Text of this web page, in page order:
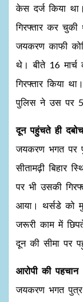
केस दर्ज किया
गिरफ्तार कर चुकी
जयकरण काफी
थे। बीते 16 मार्च
गिरफ्तार किया
पुलिस ने उस पर
दून पहुंचते ही
जयकरण भगत पर
सीतामढ़ी बिहार
पर भी उसकी
आया। थर्सडे को
जरूरी काम में
दून की सीमा पर
आरोपी की पहचान
जयकरण भगत पुत्र